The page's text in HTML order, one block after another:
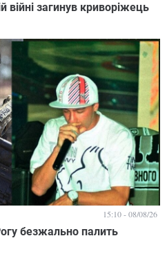
війні загинув криворіжець
безжально палить
15:10 - 08/08/26